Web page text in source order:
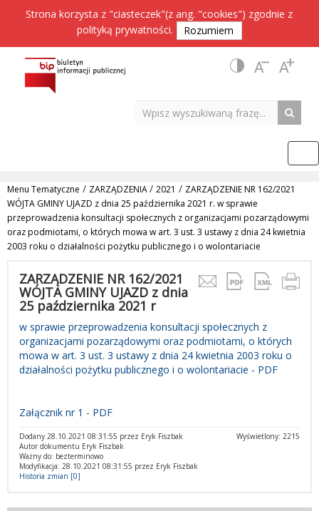
Strona korzysta z "ciasteczek"(z ang. "cookies") zgodnie z
polityką prywatności. Rozumiem
Menu Tematyczne / ZARZĄDZENIA/ 2021 / ZARZĄDZENIE NR 162/2021
WÓJTA GMINY UJAZD z dnia 25 października 2021 r. w sprawie
przeprowadzenia konsultacji społecznych z organizacjami pozarządowymi
oraz podmiotami, o których mowa w art. 3 ust. 3 ustawy z dnia 24 kwietnia
2003 roku o działalności pożytku publicznego i o wolontariacie
ZARZĄDZENIE NR 162/2021
WÓJTA GMINY UJAZD z dnia
25 października 2021 r
w sprawie przeprowadzenia konsultacji społecznych z
organizacjami pozarządowymi oraz podmiotami, o których
mowa w art. 3 ust. 3 ustawy z dnia 24 kwietnia 2003 roku o
działalności pożytku publicznego i o wolontariacie - PDF
Załącznik nr 1 - PDF
Wyświetlony: 2215
Dodany 28.10.2021 08:31:55 przez Eryk Fiszbak
Autor dokumentu Eryk Fiszbak
Ważny do: bezterminowo
Modyfikacja: 28.10.2021 08:31:55 przez Eryk Fiszbak
Historia zmian [0]